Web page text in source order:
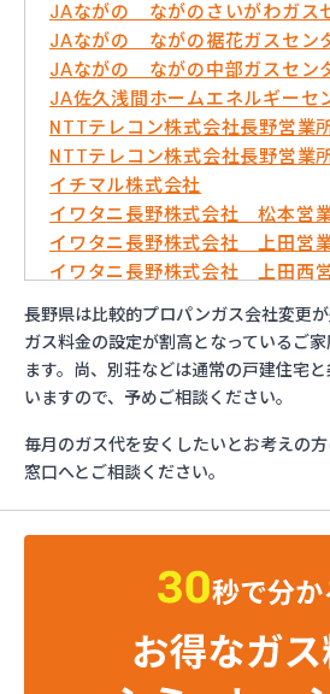
JAながの ながのさいがわガス
JAながの ながの裾花ガスセン
JAながの ながの中部ガスセン
JA佐久浅間ホームエネルギーセ
NTTテレコン株式会社長野営業
NTTテレコン株式会社長野営業
イチマル株式会社
イワタニ長野株式会社 松本営
イワタニ長野株式会社 上田営
イワタニ長野株式会社 上田西
イワタニ長野株式会社 佐久営業
イワタニ長野株式会社 長野営
エッソ・ガスセンター長野
ガスネット佐久
サンリン株式会社
サンリン株式会社 松本オートガ
サンリン株式会社 長野南支店
サンリン株式会社 松本支店
ミヤバラガス株式会社
長野県は比較的プロパンガス会社変更が
ガス料金の設定が割高となっているご
ます。尚、別荘などは通常の戸建住宅
いますので、予めご相談ください。
毎月のガス代を安くしたいとお考えの
窓口へとご相談ください。